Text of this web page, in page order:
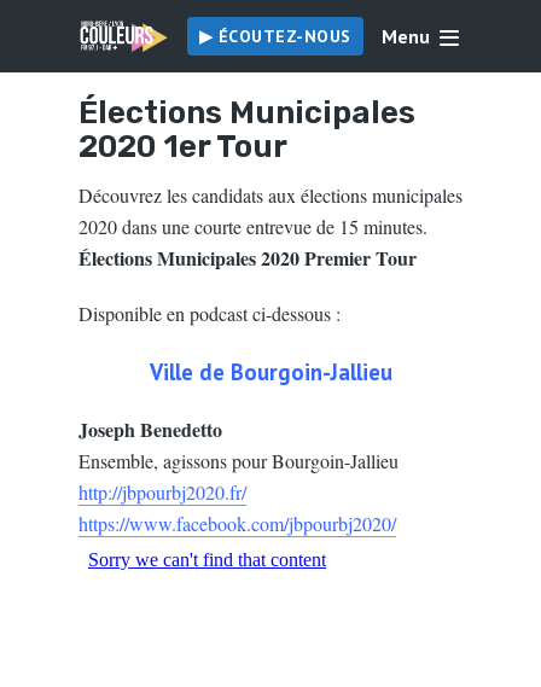
▶︎ ÉCOUTEZ-NOUS Menu
Élections Municipales
2020 1er Tour
Découvrez les candidats aux élections municipales
2020 dans une courte entrevue de 15 minutes.
Élections Municipales 2020 Premier Tour
Disponible en podcast ci-dessous :
Ville de Bourgoin-Jallieu
Joseph Benedetto
Ensemble, agissons pour Bourgoin-Jallieu
http://jbpourbj2020.fr/
https://www.facebook.com/jbpourbj2020/